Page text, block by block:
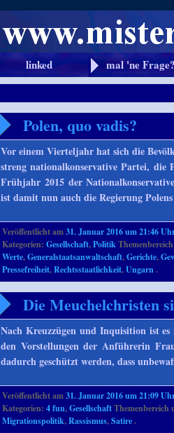
linked
mal 'ne
Polen, quo vadis?
Vor einem Vierteljahr hat sich die
streng nationalkonservative Partei, die
Frühjahr 2015 der
ist damit nun auch die Regierung
Veröffentlicht am31. Januar 2016 um 21:46
Kategorien:Gesellschaft,Politik
Werte,Generalstaatsanwaltschaft,Gerichte,
Pressefreiheit,Rechtsstaatlichkeit,Ungarn.
Die Meuchelchristen
Nach Kreuzzügen und Inquisition ist
den Vorstellungen der Anführerin
dadurch geschützt werden, dass
Veröffentlicht am31. Januar 2016 um 21:09
Kategorien:4 fun,Gesellschaft
Migrationspolitik,Rassismus,Satire.